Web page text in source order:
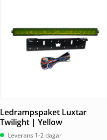
Ledrampspaket Luxtar
Twilight | Yellow
Leverans 1-2 dagar